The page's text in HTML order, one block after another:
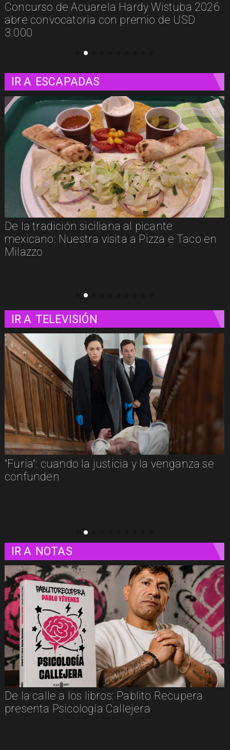
Concurso de Acuarela Hardy Wistuba 2026
abre convocatoria con premio de USD
3.000
IR A ESCAPADAS
De la tradición siciliana al picante
mexicano: Nuestra visita a Pizza e Taco en
Milazzo
IR A TELEVISIÓN
"Furia": cuando la justicia y la venganza se
confunden
IR A NOTAS
De la calle a los libros: Pablito Recupera
presenta Psicología Callejera